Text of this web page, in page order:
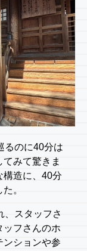
るのに40分は
みて驚きま
構造に、40分
。
、スタッフさ
ッフさんのホ
ンションや参